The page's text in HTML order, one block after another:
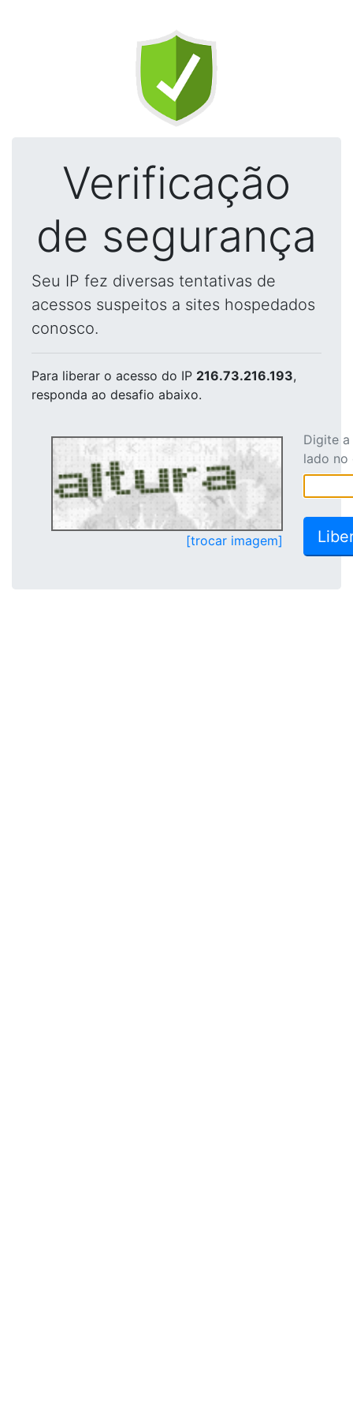
Verificação
de segurança
Seu IP fez diversas tentativas de
acessos suspeitos a sites hospedados
conosco.
Para liberar o acesso do IP 216.73.216.193,
responda ao desafio abaixo.
[trocar imagem]
Digite
lado no